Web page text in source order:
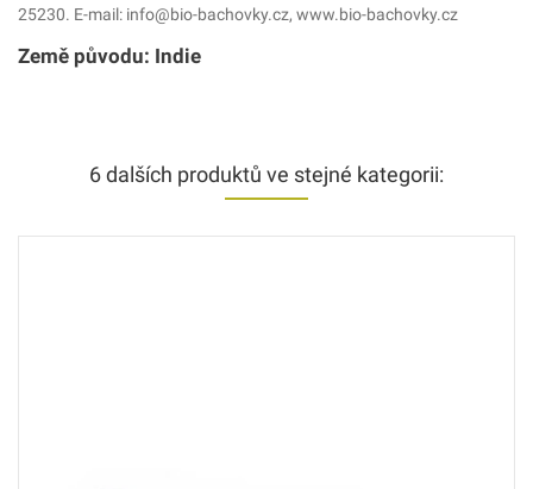
25230. E-mail: info@bio-bachovky.cz, www.bio-bachovky.cz
Země původu: Indie
6 dalších produktů ve stejné kategorii: